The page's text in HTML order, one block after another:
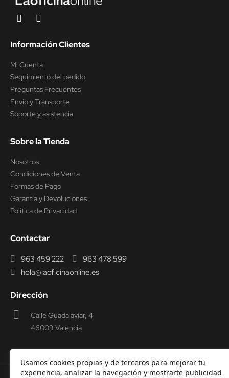
Usamos cookies propias y de terceros para mejorar tu
experiencia, analizar la navegación y mostrarte publicidad
Información Clientes
Mi Cuenta
Seguimiento del pedido
Preguntas Frecuentes
Envío y Transporte
Soporte y asistencia
Sobre la Tienda
Nosotros
Condiciones de Venta
Formas de Pago
Garantía y Devoluciones
Política de Privacidad
Contactar
963 459 222
963 478 599
hola@laoficinaonline.es
Dirección
Calle Guadalaviar, 4
46009 Valencia